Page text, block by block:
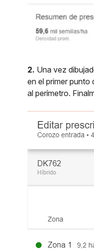
2. Una vez
en el primer punto
al perímetro.